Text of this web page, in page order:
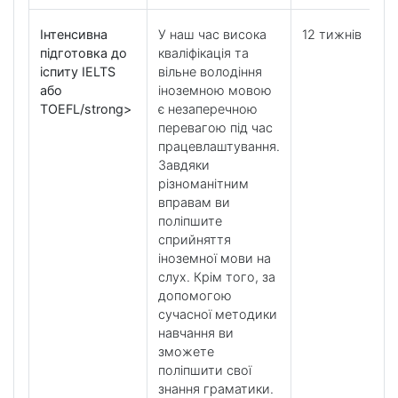
Інтенсивна
підготовка до
іспиту IELTS
або
TOEFL/strong>
У наш час висока
кваліфікація та
вільне володіння
іноземною мовою
є незаперечною
перевагою під час
працевлаштування.
Завдяки
різноманітним
вправам ви
поліпшите
сприйняття
іноземної мови на
слух. Крім того, за
допомогою
сучасної методики
навчання ви
зможете
поліпшити свої
знання граматики.
12 тижнів